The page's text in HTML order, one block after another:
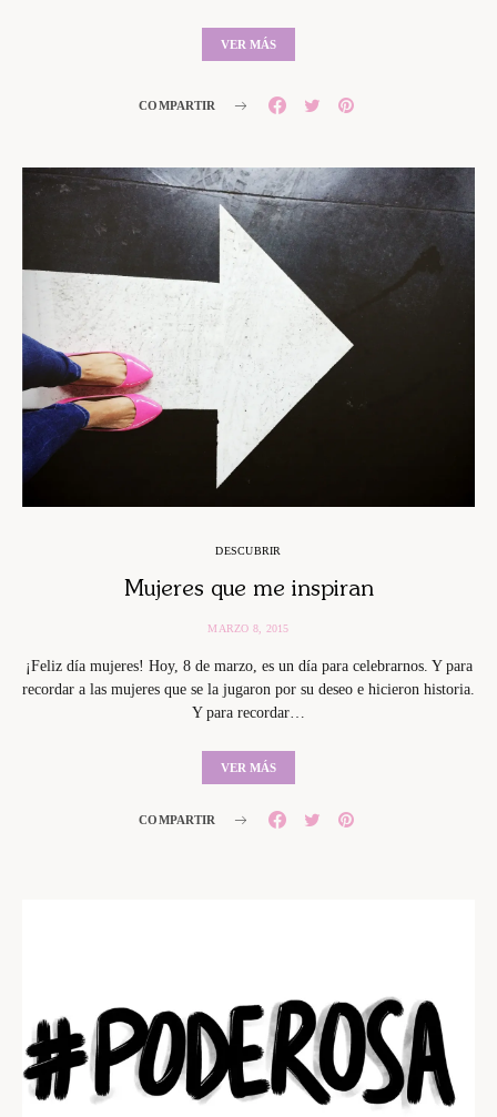
VER MÁS
COMPARTIR
DESCUBRIR
Mujeres que me inspiran
MARZO 8, 2015
¡Feliz día mujeres! Hoy, 8 de marzo, es un día para celebrarnos. Y para
recordar a las mujeres que se la jugaron por su deseo e hicieron historia.
Y para recordar…
VER MÁS
COMPARTIR